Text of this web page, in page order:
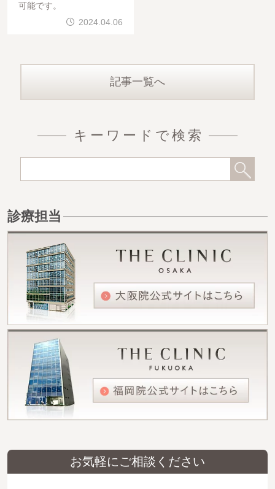
可能です。
2024.04.06
記事一覧へ
キーワードで検索
診療担当
お気軽にご相談ください